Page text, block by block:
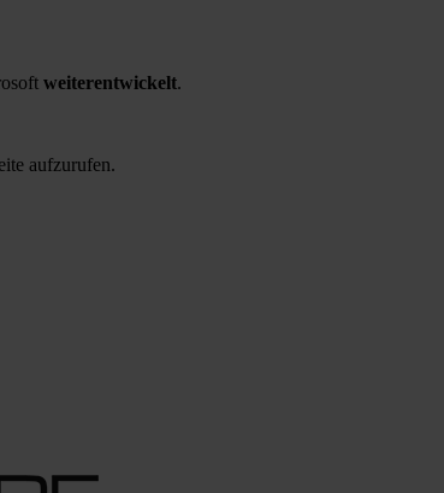
weiterentwickelt.
aufzurufen.